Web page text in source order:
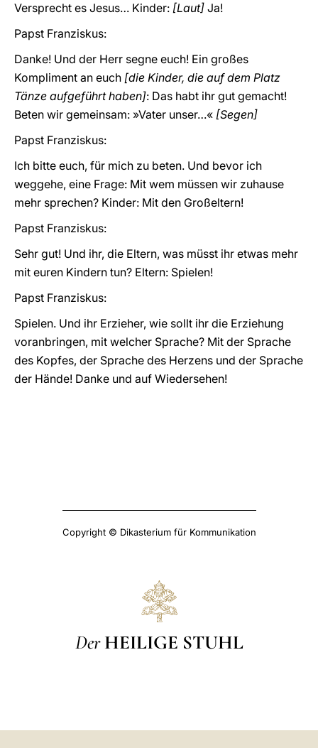
Versprecht es Jesus… Kinder: [Laut] Ja!
Papst Franziskus:
Danke! Und der Herr segne euch! Ein großes
Kompliment an euch [die Kinder, die auf dem Platz
Tänze aufgeführt haben]: Das habt ihr gut gemacht!
Beten wir gemeinsam: »Vater unser…« [Segen]
Papst Franziskus:
Ich bitte euch, für mich zu beten. Und bevor ich
weggehe, eine Frage: Mit wem müssen wir zuhause
mehr sprechen? Kinder: Mit den Großeltern!
Papst Franziskus:
Sehr gut! Und ihr, die Eltern, was müsst ihr etwas mehr
mit euren Kindern tun? Eltern: Spielen!
Papst Franziskus:
Spielen. Und ihr Erzieher, wie sollt ihr die Erziehung
voranbringen, mit welcher Sprache? Mit der Sprache
des Kopfes, der Sprache des Herzens und der Sprache
der Hände! Danke und auf Wiedersehen!
Copyright © Dikasterium für Kommunikation
Der HEILIGE STUHL